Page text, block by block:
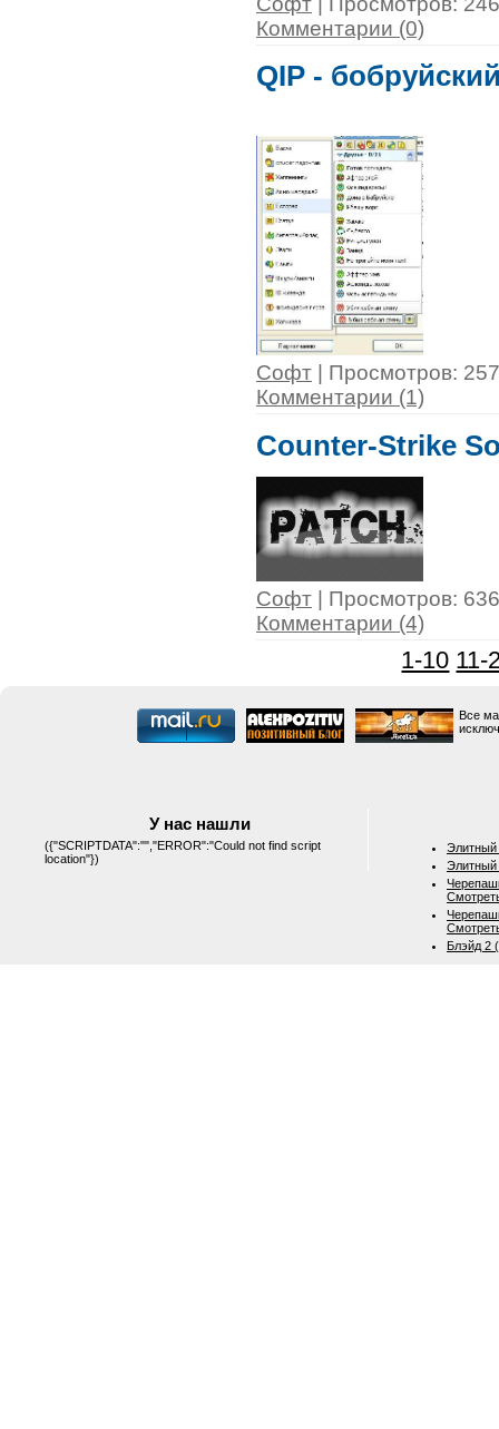
Комментарии (0)
QIP -
Софт | Просмотров:
Комментарии (1)
Counter-Strike
Софт | Просмотров:
Комментарии (4)
1-10 11-
Все
У нас нашли
({"SCRIPTDATA":"","ERROR":"Could not find script
location"})
Элитный
Элитный
Блэйд 2